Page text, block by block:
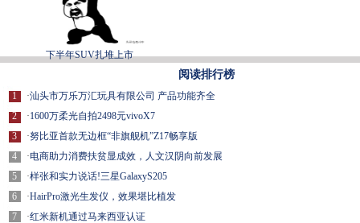
下半年SUV扎堆上市
阅读排行榜
1
2
3
4
5
6
7
·汕头市万乐万汇玩具有限公司 产品功能齐全
·1600万柔光自拍2498元vivoX7
·努比亚首款无边框“非旗舰机”Z17畅享版
·电商助力消费扶贫显成效，人文汉阴向前发展
·样张和实力说话!三星GalaxyS205
·HairPro激光生发仪，效果堪比植发
·红米新机通过马来西亚认证